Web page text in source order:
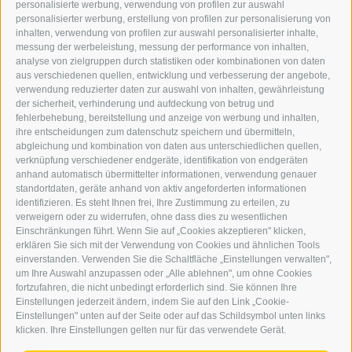
personalisierte werbung, verwendung von profilen zur auswahl
personalisierter werbung, erstellung von profilen zur personalisierung von
inhalten, verwendung von profilen zur auswahl personalisierter inhalte,
messung der werbeleistung, messung der performance von inhalten,
analyse von zielgruppen durch statistiken oder kombinationen von daten
aus verschiedenen quellen, entwicklung und verbesserung der angebote,
verwendung reduzierter daten zur auswahl von inhalten, gewährleistung
der sicherheit, verhinderung und aufdeckung von betrug und
fehlerbehebung, bereitstellung und anzeige von werbung und inhalten,
ihre entscheidungen zum datenschutz speichern und übermitteln,
abgleichung und kombination von daten aus unterschiedlichen quellen,
verknüpfung verschiedener endgeräte, identifikation von endgeräten
anhand automatisch übermittelter informationen, verwendung genauer
standortdaten, geräte anhand von aktiv angeforderten informationen
identifizieren. Es steht Ihnen frei, Ihre Zustimmung zu erteilen, zu
verweigern oder zu widerrufen, ohne dass dies zu wesentlichen
Einschränkungen führt. Wenn Sie auf „Cookies akzeptieren" klicken,
erklären Sie sich mit der Verwendung von Cookies und ähnlichen Tools
einverstanden. Verwenden Sie die Schaltfläche „Einstellungen verwalten",
um Ihre Auswahl anzupassen oder „Alle ablehnen", um ohne Cookies
fortzufahren, die nicht unbedingt erforderlich sind. Sie können Ihre
Einstellungen jederzeit ändern, indem Sie auf den Link „Cookie-
Einstellungen" unten auf der Seite oder auf das Schildsymbol unten links
klicken. Ihre Einstellungen gelten nur für das verwendete Gerät.
GRAFIK@DERERKER.IT
INFO@DERERKER.IT
BARBARA.FONTANA@DERERKER.IT
DER ERKER
WERBEN IM ERKER
ONLINE-WERBUNG
SEPA-DAUERAUFTRAG
REGELN LESERKOMMENTARE
ONLINE VOTING
SERVICE
VERANSTALTUNGSKALENDER
KLEINANZEIGER
NÜTZLICHE LINKS
WETTER
WEBCAM
VIDEOS
TRAUER